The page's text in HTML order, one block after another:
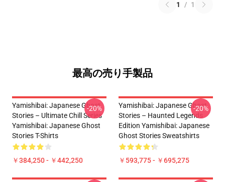
1 / 1
最高の売り手製品
Yamishibai: Japanese Ghost
Stories – Ultimate Chill Series
Yamishibai: Japanese Ghost
Stories T-Shirts
￥384,250 - ￥442,250
-20%
Yamishibai: Japanese Ghost
Stories – Haunted Legends
Edition Yamishibai: Japanese
Ghost Stories Sweatshirts
￥593,775 - ￥695,275
-20%